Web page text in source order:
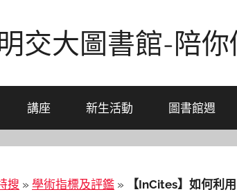
交大圖書館-陪
講座 新生活動 圖書館週
搜 » 學術指標及評鑑 » 【InCites】如何利